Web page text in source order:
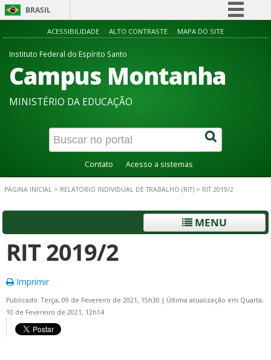
BRASIL
Simplifique!
Participe
Acesso à informação
Canais
ACESSIBILIDADE ALTO CONTRASTE MAPA DO SITE
Instituto Federal do Espírito Santo
Campus Montanha
MINISTÉRIO DA EDUCAÇÃO
Contato Acesso a sistemas
PÁGINA INICIAL > RELATÓRIO INDIVIDUAL DE TRABALHO (RIT) > RIT 2019/2
MENU
RIT 2019/2
Imprimir
Publicado: Terça, 09 de Fevereiro de 2021, 15h30 | Última atualização em Quarta,
10 de Fevereiro de 2021, 12h14